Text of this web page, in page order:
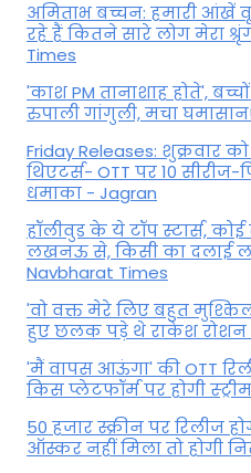
अमिताभ बच्चन: हमारी आंखें
रहे हैं कितने सारे लोग मेरा
Times
'काश PM तानाशाह होते',
रुपाली गांगुली, मचा
Friday Releases: शुक्रवार
थिएटर्स- OTT पर 10
धमाका - Jagran
हॉलीवुड के ये टॉप स्टार्स, कोई
लखनऊ से, किसी का दलाई
Navbharat Times
'वो वक्त मेरे लिए बहुत
हुए छलक पड़े थे राकेश रोशन
'मैं वापस आऊंगा' की OTT
किस प्लेटफॉर्म पर होगी
50 हजार स्क्रीन पर रिलीज
ऑस्कर नहीं मिला तो होगी